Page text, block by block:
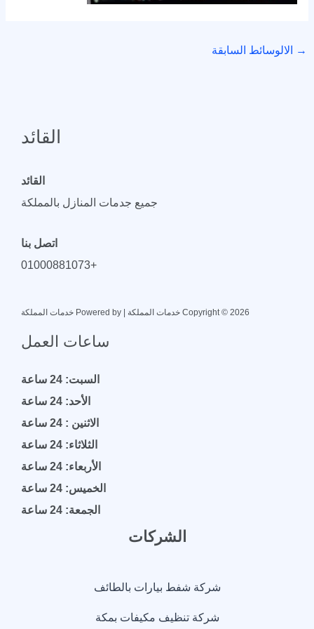
→ الالوسائط السابقة
القائد
القائد
جميع جدمات المنازل بالمملكة
اتصل بنا
+01000881073
Copyright © 2026 خدمات المملكة | Powered by خدمات المملكة
ساعات العمل
السبت: 24 ساعة
الأحد: 24 ساعة
الاثنين : 24 ساعة
الثلاثاء: 24 ساعة
الأربعاء: 24 ساعة
الخميس: 24 ساعة
الجمعة: 24 ساعة
الشركات
شركة شفط بيارات بالطائف
شركة تنظيف مكيفات بمكة